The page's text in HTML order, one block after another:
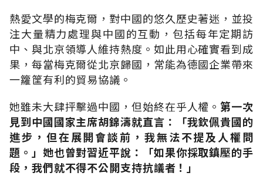
熱愛文學的梅克爾，對中國的悠久歷史著迷，並投
注大量精力處理與中國的互動，包括每年定期訪
中、與北京領導人維持熱度。如此用心確實看到成
果，每當梅克爾從北京歸國，常能為德國企業帶來
一籮筐有利的貿易協議。
她雖未大肆抨擊過中國，但始終在乎人權。第一次
見到中國國家主席胡錦濤就直言：「我欽佩貴國的
進步，但在展開會談前，我無法不提及人權問
題。」她也曾對習近平說：「如果你採取鎮壓的手
段，我們就不得不公開支持抗議者！」